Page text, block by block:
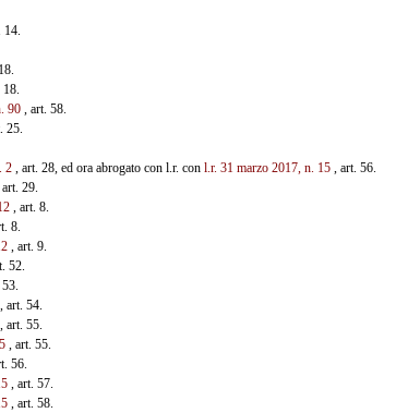
14.
90, art. 58.
25.
2, art. 28, ed ora abrogato con l.r. con l.r. 31 marzo 2017, n. 15, art. 56.
29.
, art. 8.
8.
, art. 9.
52.
art. 54.
art. 55.
, art. 55.
56.
, art. 57.
, art. 58.